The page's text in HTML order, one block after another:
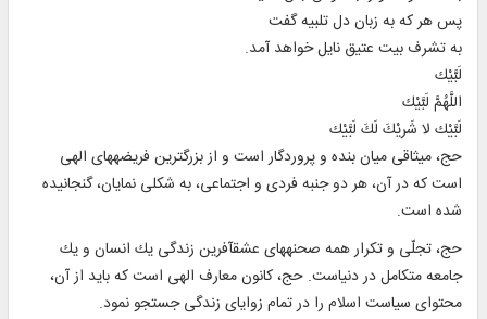
پس هر كه به زبان دل تلبيه گفت‏
به تشرف بيت عتيق نايل خواهد آمد.
لَبَّيْك‏
اللَّهُمَّ لَبَّيْك‏
لَبَّيْك لا شَريْكَ لَكَ لَبَّيْك‏
حج، ميثاقى ميان بنده و پروردگار است‏ و از بزرگ‏ترين فريضه‏هاى الهى
است كه در آن، هر دو جنبه فردى و اجتماعى، به شكلى نمايان، گنجانيده
شده است.
حج، تجلّى و تكرار همه صحنه‏هاى عشق‏آفرين زندگى يك انسان و يك
جامعه متكامل در دنياست. حج، كانون معارف الهى است كه بايد از آن،
محتواى سياست اسلام را در تمام زواياى زندگى جستجو نمود.